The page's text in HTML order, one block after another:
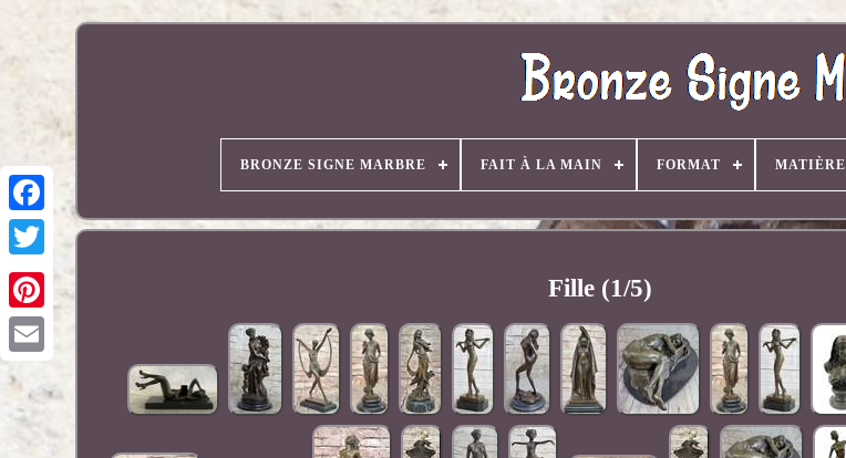
Pinterest
BRONZE SIGNE MARBRE FAIT À LA MAIN FORMAT MATIÈRE
Fille (1/5)